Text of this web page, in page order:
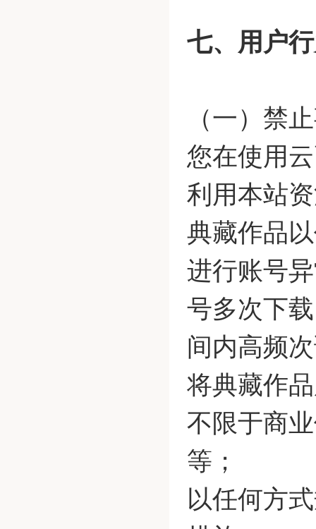
七、用户
（一）禁
您在使用
利用本站
典藏作品
进行账号
号多次下
间内高频
将典藏作
不限于商
等；
以任何方